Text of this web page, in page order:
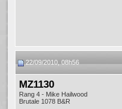
22/09/2010, 08h56
MZ1130
Rang 4 - Mike Hailwood
Brutale 1078 B&R